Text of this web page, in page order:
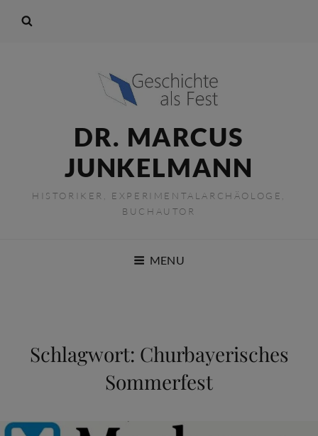
DR. MARCUS
JUNKELMANN
HISTORIKER, EXPERIMENTALARCHÄOLOGE,
BUCHAUTOR
MENU
Schlagwort: Churbayerisches
Sommerfest